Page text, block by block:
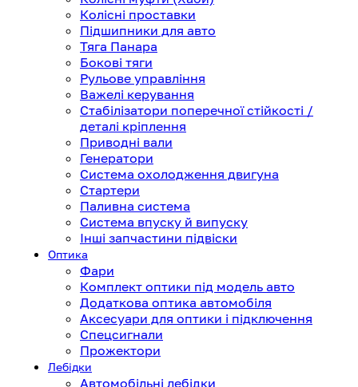
Колісні проставки
Підшипники для авто
Тяга Панара
Бокові тяги
Рульове управління
Важелі керування
Стабілізатори поперечної стійкості /
деталі кріплення
Приводні вали
Генератори
Система охолодження двигуна
Стартери
Паливна система
Система впуску й випуску
Інші запчастини підвіски
Оптика
Фари
Комплект оптики під модель авто
Додаткова оптика автомобіля
Аксесуари для оптики і підключення
Спецсигнали
Прожектори
Лебідки
Автомобільні лебідки